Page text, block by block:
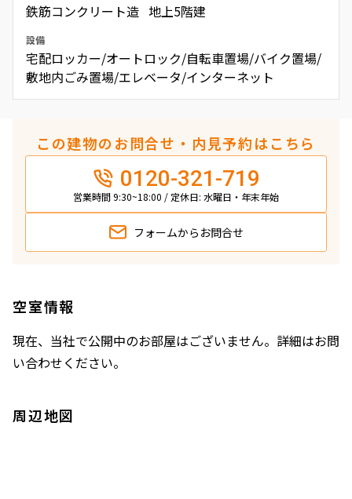
鉄筋コンクリート造 地上5階建
設備
宅配ロッカー/オートロック/自転車置場/バイク置場/
敷地内ごみ置場/エレベータ/インターネット
この建物のお問合せ・内見予約はこちら
0120-321-719
営業時間 9:30~18:00 / 定休日: 水曜日・年末年始
フォームから お問合せ
空室情報
現在、当社で公開中のお部屋はございません。詳細はお問
い合わせください。
周辺地図